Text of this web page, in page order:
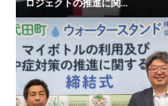
ロジェクトの推進に関...